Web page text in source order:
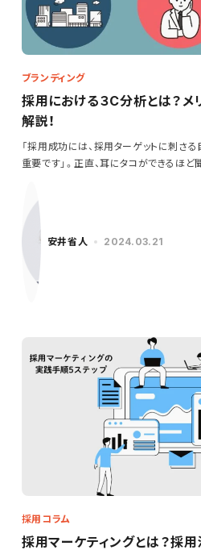
ブランディング
採用における３C分析とは？
解説！
「採用成功には、採用ターゲットに刺さ
重要です」。正直、耳にタコができるほど
安井省人 2024.03.21
採用コラム
採用マーケティングとは？採